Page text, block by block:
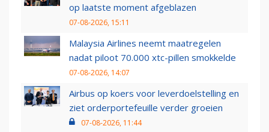
op laatste moment afgeblazen
07-08-2026, 15:11
Malaysia Airlines neemt maatregelen
nadat piloot 70.000 xtc-pillen smokkelde
07-08-2026, 14:07
Airbus op koers voor leverdoelstelling en
ziet orderportefeuille verder groeien
07-08-2026, 11:44